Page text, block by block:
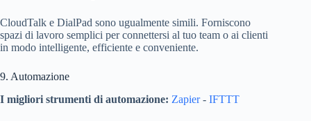
CloudTalk e DialPad sono ugualmente simili. Forniscono
spazi di lavoro semplici per connettersi al tuo team o ai clienti
in modo intelligente, efficiente e conveniente.
9. Automazione
I migliori strumenti di automazione: Zapier- IFTTT